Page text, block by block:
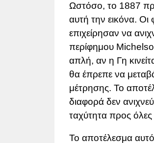
Ωστόσο, το 1887
αυτή την εικόνα. Οι
επιχείρησαν να
περίφημου
απλή, αν η Γη
θα έπρεπε να
μέτρησης. Το
διαφορά δεν
ταχύτητα προς όλες
Το αποτέλεσμα